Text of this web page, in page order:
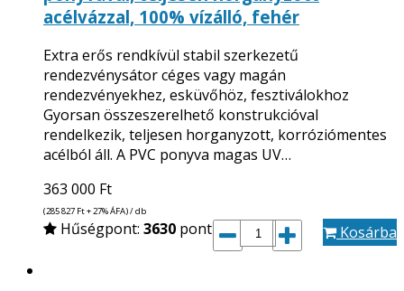
acélvázzal, 100% vízálló, fehér
Extra erős rendkívül stabil szerkezetű
rendezvénysátor céges vagy magán
rendezvényekhez, esküvőhöz, fesztiválokhoz
Gyorsan összeszerelhető konstrukcióval
rendelkezik, teljesen horganyzott, korróziómentes
acélból áll. A PVC ponyva magas UV…
363 000 Ft
(285 827 Ft+ 27% ÁFA) / db
Hűségpont: 3630 pont Kosárba